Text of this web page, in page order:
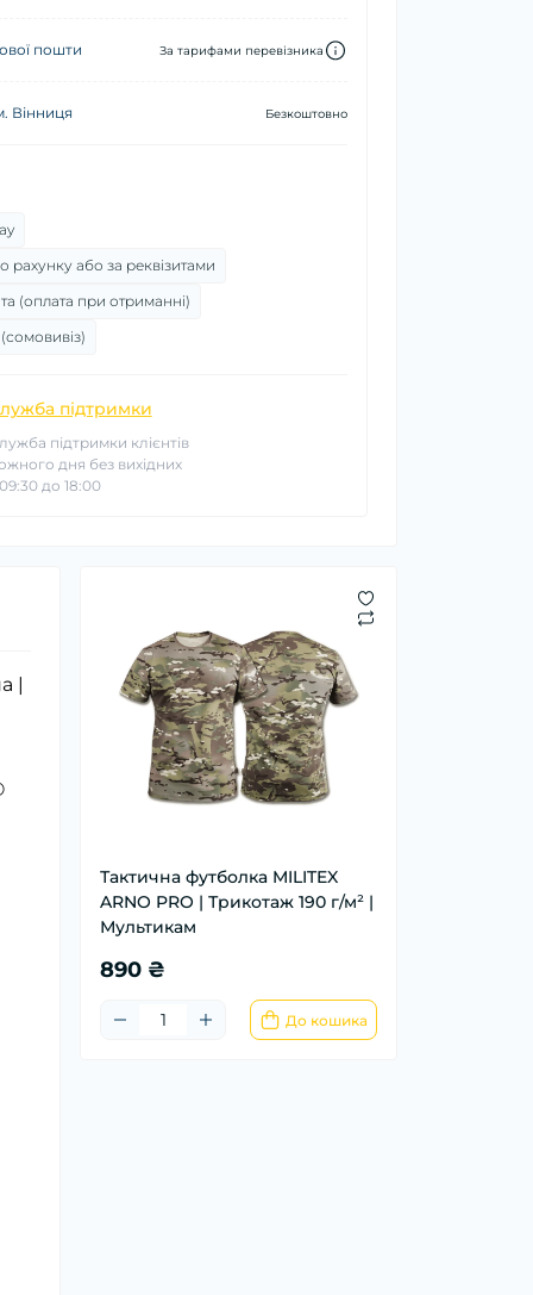
пошти За тарифами перевізника
Вінниця Безкоштовно
рахунку або за реквізитами
(оплата при отриманні)
підтримки
підтримки клієнтів
дня без вихідних
до 18:00
Тактична футболка MILITEX
ARNO PRO | Трикотаж 190 г/м² |
Мультикам
890 ₴
До кошика
|